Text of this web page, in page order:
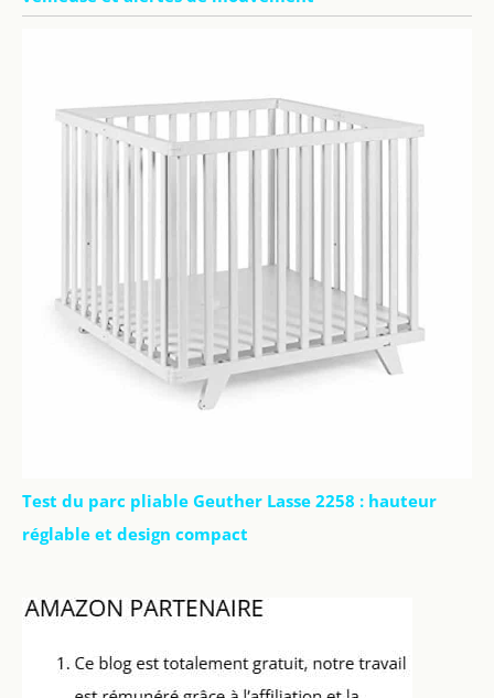
Test du parc pliable Geuther Lasse 2258 : hauteur
réglable et design compact